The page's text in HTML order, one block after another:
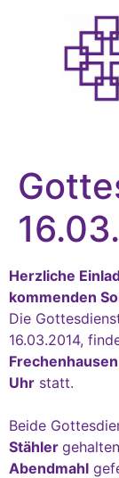
Herzliche
kommenden
Die
16.03.2014,
Uhr statt.
Beide
Stähler
Abendmahl